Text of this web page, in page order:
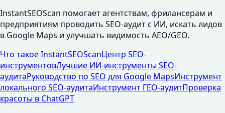
InstantSEOScan помогает агентствам, фрилансерам и
предприятиям проводить SEO-аудит с ИИ, искать лидов
в Google Maps и улучшать видимость AEO/GEO.
Что такое InstantSEOScanЦентр SEO-
инструментовЛучшие ИИ-инструменты SEO-
аудитаРуководство по SEO для Google MapsИнструмент
локального SEO-аудитаИнструмент ГЕО-аудитПроверка
красоты в ChatGPT